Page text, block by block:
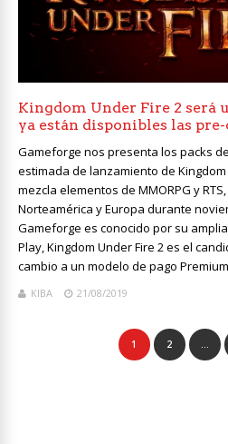
Kingdom Under Fire 2 será
ya están disponibles las
Gameforge nos presenta los packs
estimada de lanzamiento de
mezcla elementos de MMORPG y
Norteamérica y Europa durante
Gameforge es conocido por su
Play, Kingdom Under Fire 2 es el
cambio a un modelo de pago
KIBA 21/08/2019
1 2 …